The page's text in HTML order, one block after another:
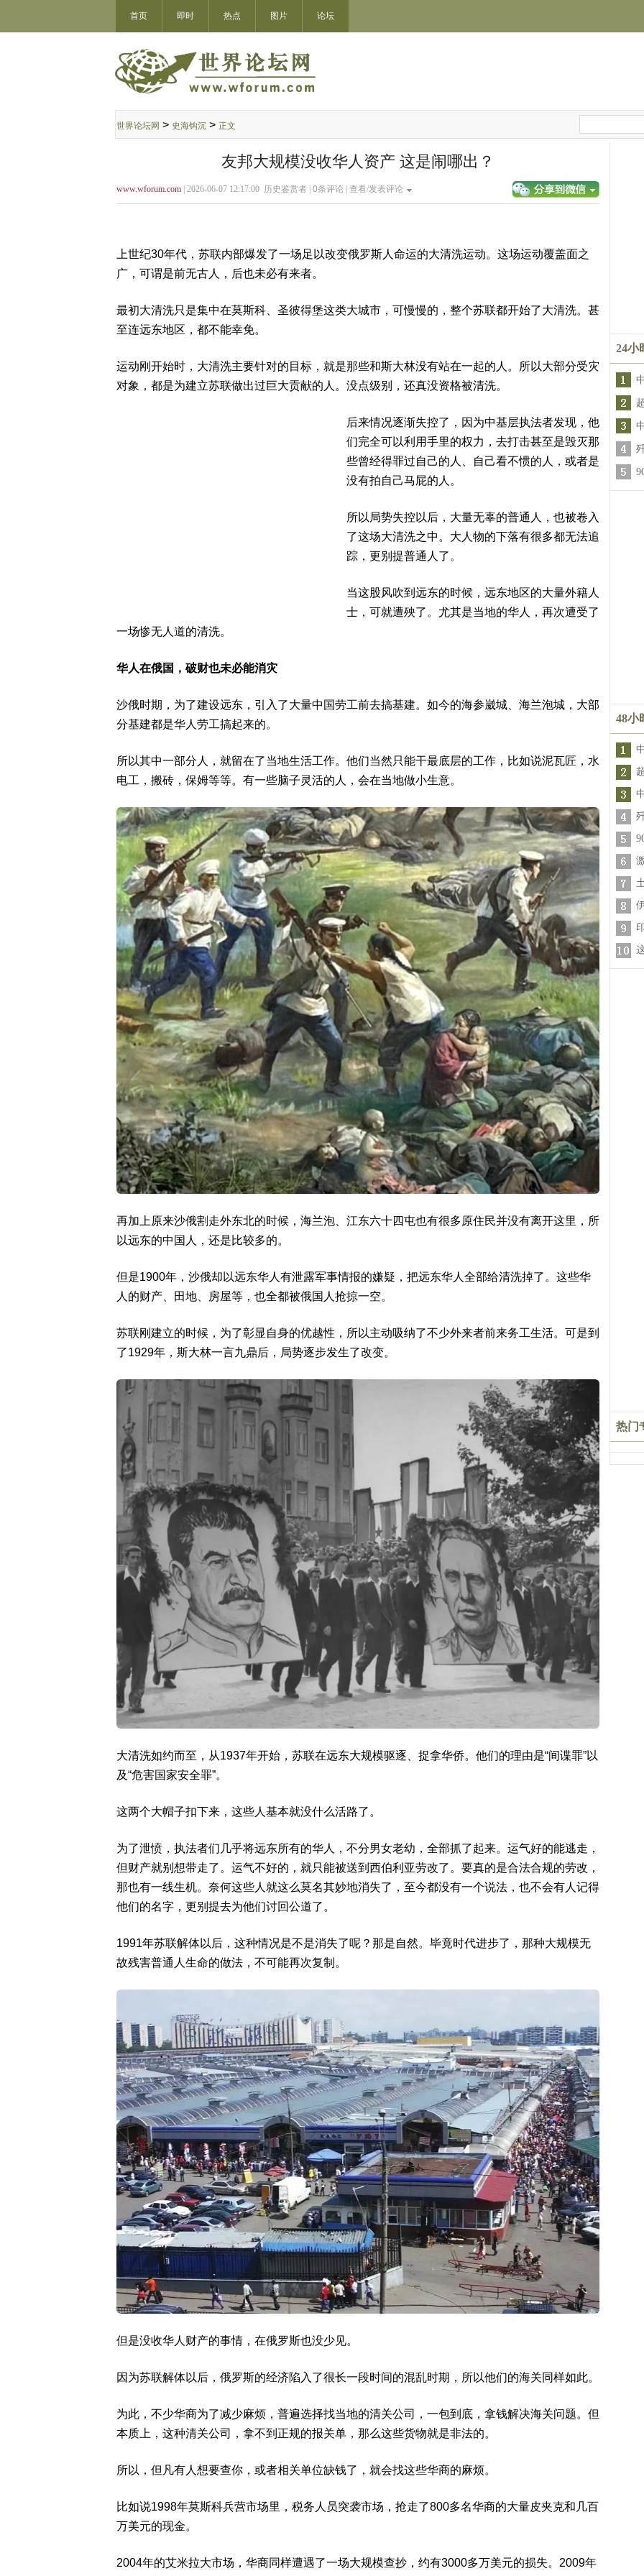
首页 即时 热点 图片 论坛
世界论坛网 > 史海钩沉 > 正文
友邦大规模没收华人资产 这是闹哪出？
www.wforum.com | 2026-06-07 12:17:00 历史鉴赏者 | 0条评论 | 查看/发表评论
上世纪30年代，苏联内部爆发了一场足以改变俄罗斯人命运的大清洗运动。这场运动覆盖面之
广，可谓是前无古人，后也未必有来者。
最初大清洗只是集中在莫斯科、圣彼得堡这类大城市，可慢慢的，整个苏联都开始了大清洗。甚
至连远东地区，都不能幸免。
运动刚开始时，大清洗主要针对的目标，就是那些和斯大林没有站在一起的人。所以大部分受灾
对象，都是为建立苏联做出过巨大贡献的人。没点级别，还真没资格被清洗。
后来情况逐渐失控了，因为中基层执法者发现，他
们完全可以利用手里的权力，去打击甚至是毁灭那
些曾经得罪过自己的人、自己看不惯的人，或者是
没有拍自己马屁的人。
所以局势失控以后，大量无辜的普通人，也被卷入
了这场大清洗之中。大人物的下落有很多都无法追
踪，更别提普通人了。
当这股风吹到远东的时候，远东地区的大量外籍人
士，可就遭殃了。尤其是当地的华人，再次遭受了
一场惨无人道的清洗。
华人在俄国，破财也未必能消灾
沙俄时期，为了建设远东，引入了大量中国劳工前去搞基建。如今的海参崴城、海兰泡城，大部
分基建都是华人劳工搞起来的。
所以其中一部分人，就留在了当地生活工作。他们当然只能干最底层的工作，比如说泥瓦匠，水
电工，搬砖，保姆等等。有一些脑子灵活的人，会在当地做小生意。
再加上原来沙俄割走外东北的时候，海兰泡、江东六十四屯也有很多原住民并没有离开这里，所
以远东的中国人，还是比较多的。
但是1900年，沙俄却以远东华人有泄露军事情报的嫌疑，把远东华人全部给清洗掉了。这些华
人的财产、田地、房屋等，也全都被俄国人抢掠一空。
苏联刚建立的时候，为了彰显自身的优越性，所以主动吸纳了不少外来者前来务工生活。可是到
了1929年，斯大林一言九鼎后，局势逐步发生了改变。
大清洗如约而至，从1937年开始，苏联在远东大规模驱逐、捉拿华侨。他们的理由是“间谍罪”以
及“危害国家安全罪”。
这两个大帽子扣下来，这些人基本就没什么活路了。
为了泄愤，执法者们几乎将远东所有的华人，不分男女老幼，全部抓了起来。运气好的能逃走，
但财产就别想带走了。运气不好的，就只能被送到西伯利亚劳改了。要真的是合法合规的劳改，
那也有一线生机。奈何这些人就这么莫名其妙地消失了，至今都没有一个说法，也不会有人记得
他们的名字，更别提去为他们讨回公道了。
1991年苏联解体以后，这种情况是不是消失了呢？那是自然。毕竟时代进步了，那种大规模无
故残害普通人生命的做法，不可能再次复制。
但是没收华人财产的事情，在俄罗斯也没少见。
因为苏联解体以后，俄罗斯的经济陷入了很长一段时间的混乱时期，所以他们的海关同样如此。
为此，不少华商为了减少麻烦，普遍选择找当地的清关公司，一包到底，拿钱解决海关问题。但
本质上，这种清关公司，拿不到正规的报关单，那么这些货物就是非法的。
所以，但凡有人想要查你，或者相关单位缺钱了，就会找这些华商的麻烦。
比如说1998年莫斯科兵营市场里，税务人员突袭市场，抢走了800多名华商的大量皮夹克和几百
万美元的现金。
2004年的艾米拉大市场，华商同样遭遇了一场大规模查抄，约有3000多万美元的损失。2009年
24小
48小
热门